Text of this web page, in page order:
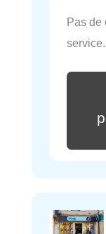
Pas de
service.